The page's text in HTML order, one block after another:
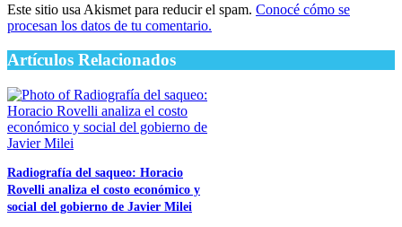
Este sitio usa Akismet para reducir el spam. Conocé cómo se
procesan los datos de tu comentario.
Artículos Relacionados
Radiografía del saqueo: Horacio
Rovelli analiza el costo económico y
social del gobierno de Javier Milei